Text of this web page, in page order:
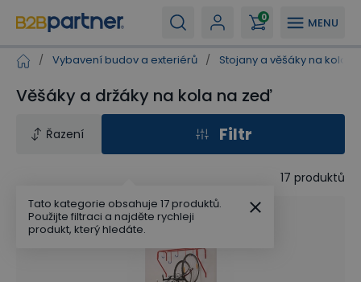
MENU
0
/ Vybavení budov a exteriérů / Stojany a věšáky na kola
Věšáky a držáky na kola na zeď
Řazení Filtr
17 produktů
Tato kategorie obsahuje 17 produktů.
Použijte filtraci a najděte rychleji
produkt, který hledáte.